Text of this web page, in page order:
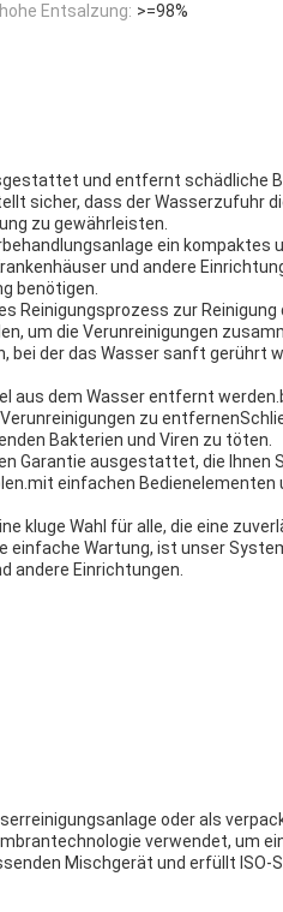
Entsalzung: >=98%
und entfernt schädliche
sicher, dass der Wasserzufuhr
zu gewährleisten.
ein kompaktes
und andere
benötigen.
Reinigungsprozess zur Reinigung
um die Verunreinigungen
bei der das Wasser sanft gerührt
aus dem Wasser entfernt
zu
Bakterien und Viren zu töten.
Garantie ausgestattet, die Ihnen
einfachen Bedienelementen
kluge Wahl für alle, die eine
einfache Wartung, ist unser
andere Einrichtungen.
oder als
verwendet, um
Mischgerät und erfüllt ISO-